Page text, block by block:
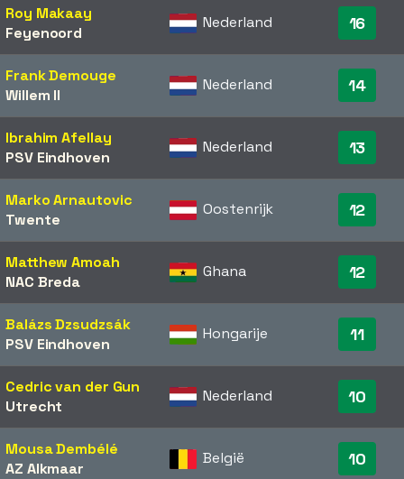
Roy Makaay
Feyenoord
Nederland 16
Frank Demouge
Willem II
Nederland 14
Ibrahim Afellay
PSV Eindhoven
Nederland 13
Marko Arnautovic
Twente
Oostenrijk 12
Matthew Amoah
NAC Breda
Ghana 12
Balázs Dzsudzsák
PSV Eindhoven
Hongarije 11
Cedric van der Gun
Utrecht
Nederland 10
Mousa Dembélé
AZ Alkmaar
België 10